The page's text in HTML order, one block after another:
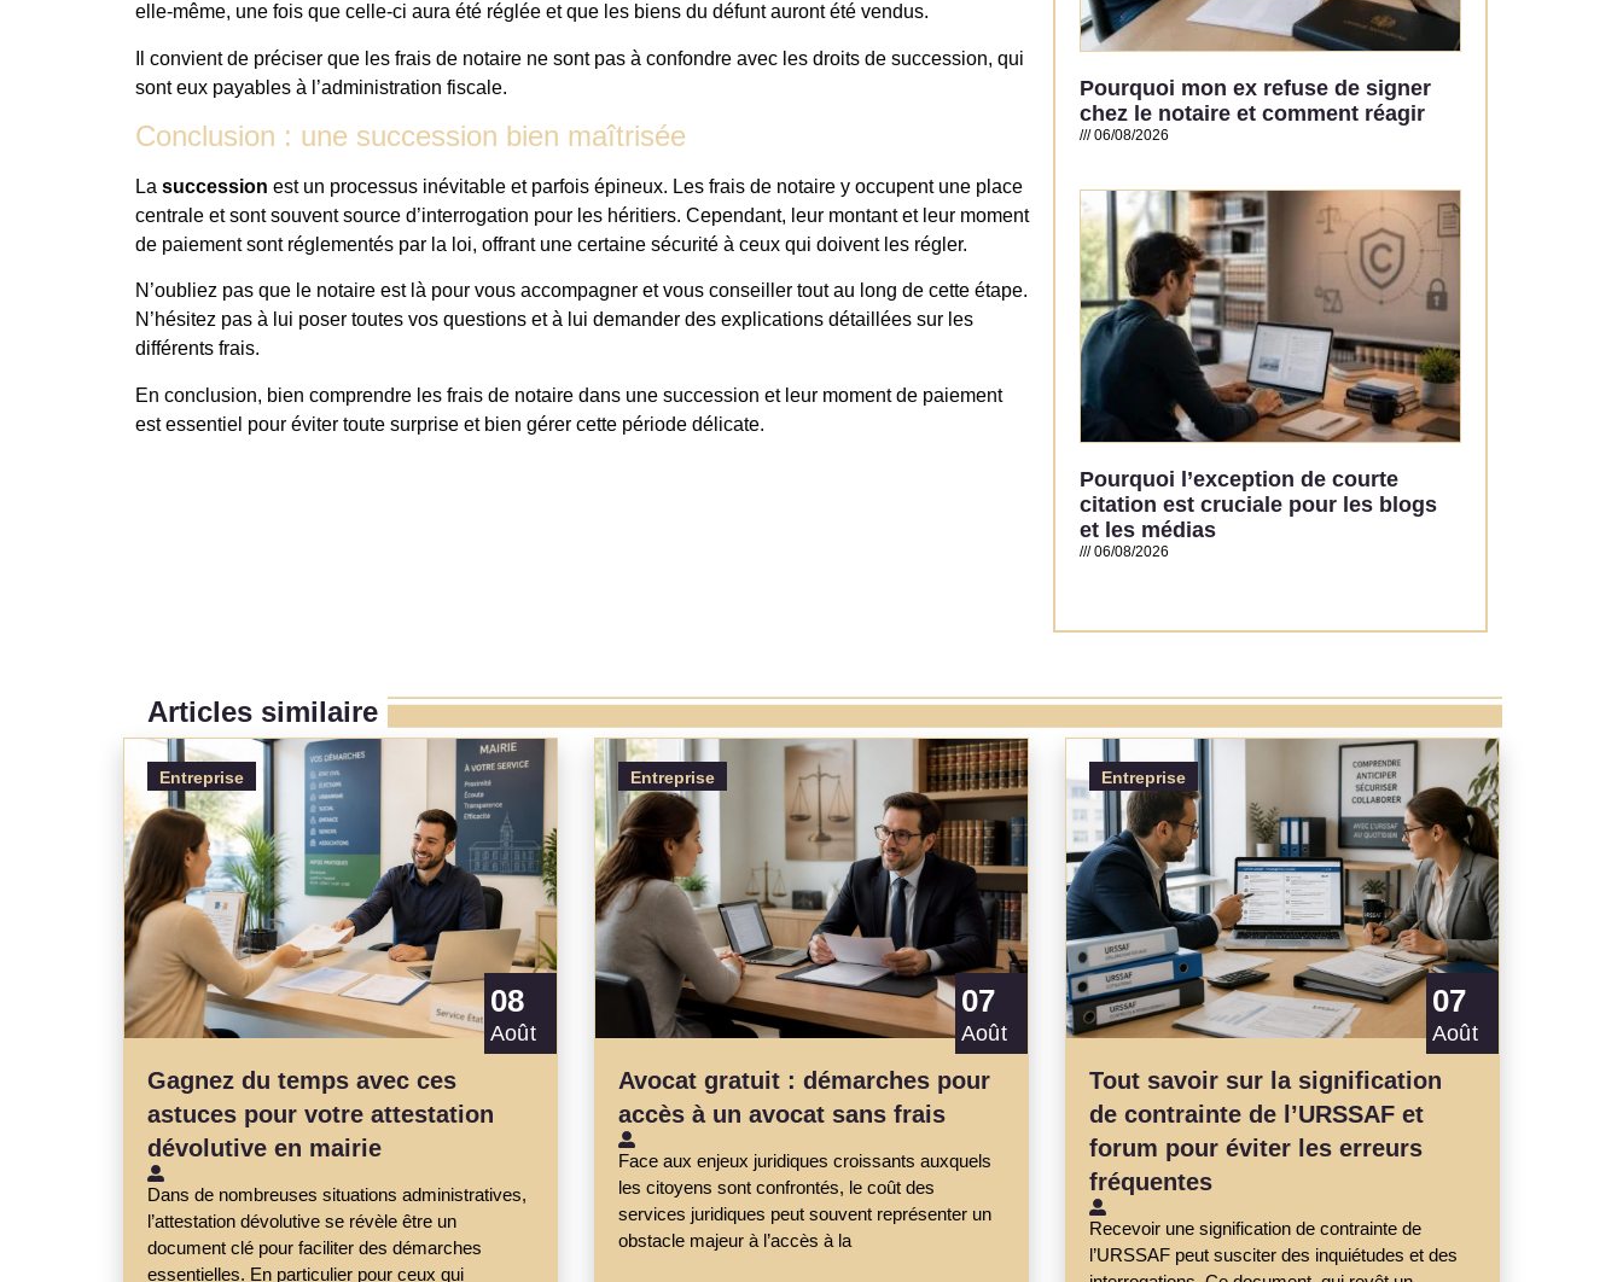
elle-même, une fois que celle-ci aura été réglée et que les biens du défunt auront été vendus.
Il convient de préciser que les frais de notaire ne sont pas à confondre avec les droits de succession, qui
sont eux payables à l’administration fiscale.
Conclusion : une succession bien maîtrisée
La succession est un processus inévitable et parfois épineux. Les frais de notaire y occupent une place
centrale et sont souvent source d’interrogation pour les héritiers. Cependant, leur montant et leur moment
de paiement sont réglementés par la loi, offrant une certaine sécurité à ceux qui doivent les régler.
N’oubliez pas que le notaire est là pour vous accompagner et vous conseiller tout au long de cette étape.
N’hésitez pas à lui poser toutes vos questions et à lui demander des explications détaillées sur les
différents frais.
En conclusion, bien comprendre les frais de notaire dans une succession et leur moment de paiement
est essentiel pour éviter toute surprise et bien gérer cette période délicate.
Pourquoi mon ex refuse de signer
chez le notaire et comment réagir
06/08/2026
Pourquoi l’exception de courte
citation est cruciale pour les blogs
et les médias
06/08/2026
Articles similaire
Entreprise
08
Août
Gagnez du temps avec ces
astuces pour votre attestation
dévolutive en mairie
Dans de nombreuses situations administratives,
l’attestation dévolutive se révèle être un
document clé pour faciliter des démarches
essentielles. En particulier pour ceux qui
Entreprise
07
Août
Avocat gratuit : démarches pour
accès à un avocat sans frais
Face aux enjeux juridiques croissants auxquels
les citoyens sont confrontés, le coût des
services juridiques peut souvent représenter un
obstacle majeur à l’accès à la
Entreprise
07
Août
Tout savoir sur la signification
de contrainte de l’URSSAF et
forum pour éviter les erreurs
fréquentes
Recevoir une signification de contrainte de
l’URSSAF peut susciter des inquiétudes et des